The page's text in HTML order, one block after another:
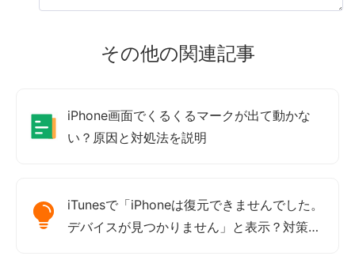
その他の関連記事
iPhone画面でくるくるマークが出て動かな
い？原因と対処法を説明
iTunesで「iPhoneは復元できませんでした。
デバイスが見つかりません」と表示？対策紹